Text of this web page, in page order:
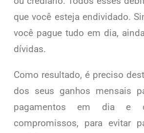
que você esteja endividado.
você pague tudo em dia,
dívidas.
Como resultado, é preciso
dos seus ganhos mensais
pagamentos em dia e
compromissos, para evitar